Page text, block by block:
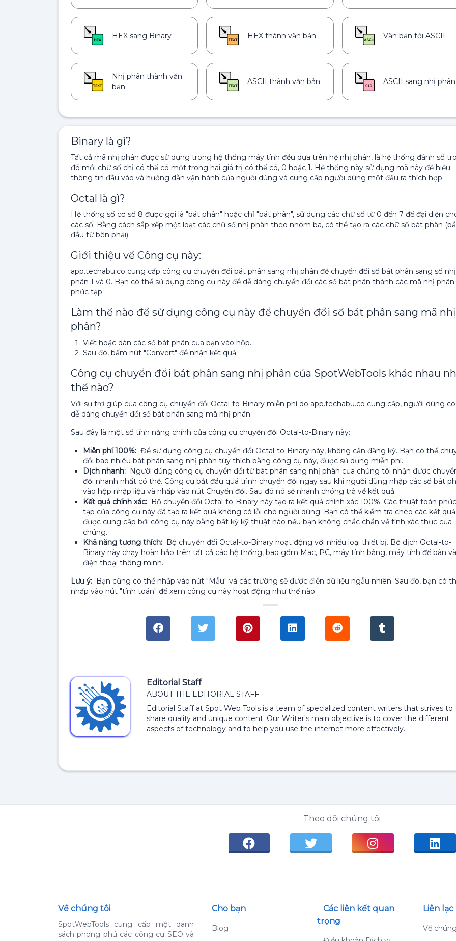
HEX sang Binary HEX thành văn bản Văn bản tới ASCII
Nhị phân thành văn
bản
ASCII thành văn bản ASCII sang nhị phân
Binary là gì?
Tất cả mã nhị phân được sử dụng trong hệ thống máy tính đều dựa trên hệ nhị phân, là hệ thống đánh số
đó mỗi chữ số chỉ có thể có một trong hai giá trị có thể có, 0 hoặc 1. Hệ thống này sử dụng mã này để hiểu
thông tin đầu vào và hướng dẫn vận hành của người dùng và cung cấp người dùng một đầu ra thích hợp.
Octal là gì?
Hệ thống số cơ số 8 được gọi là "bát phân" hoặc chỉ "bát phân", sử dụng các chữ số từ 0 đến 7 để đại diện
các số. Bằng cách sắp xếp một loạt các chữ số nhị phân theo nhóm ba, có thể tạo ra các chữ số bát phân
đầu từ bên phải).
Giới thiệu về Công cụ này:
app.techabu.co cung cấp công cụ chuyển đổi bát phân sang nhị phân để chuyển đổi số bát phân sang số nhị
phân 1 và 0. Bạn có thể sử dụng công cụ này để dễ dàng chuyển đổi các số bát phân thành các mã nhị phân
phức tạp.
Làm thế nào để sử dụng công cụ này để chuyển đổi số bát phân sang mã nhị
phân?
Viết hoặc dán các số bát phân của bạn vào hộp.
Sau đó, bấm nút "Convert" để nhận kết quả.
Công cụ chuyển đổi bát phân sang nhị phân của SpotWebTools khác nhau
thế nào?
Với sự trợ giúp của công cụ chuyển đổi Octal-to-Binary miễn phí do app.techabu.co cung cấp, người dùng
dễ dàng chuyển đổi số bát phân sang mã nhị phân.
Sau đây là một số tính năng chính của công cụ chuyển đổi Octal-to-Binary này:
Miễn phí 100%: Để sử dụng công cụ chuyển đổi Octal-to-Binary này, không cần đăng ký. Bạn có thể
đổi bao nhiêu bát phân sang nhị phân tùy thích bằng công cụ này, được sử dụng miễn phí.
Dịch nhanh: Người dùng công cụ chuyển đổi từ bát phân sang nhị phân của chúng tôi nhận được
đổi nhanh nhất có thể. Công cụ bắt đầu quá trình chuyển đổi ngay sau khi người dùng nhập các số bát
vào hộp nhập liệu và nhấp vào nút Chuyển đổi. Sau đó nó sẽ nhanh chóng trả về kết quả.
Kết quả chính xác: Bộ chuyển đổi Octal-to-Binary này tạo ra kết quả chính xác 100%. Các thuật toán phức
tạp của công cụ này đã tạo ra kết quả không có lỗi cho người dùng. Bạn có thể kiểm tra chéo các kết quả
được cung cấp bởi công cụ này bằng bất kỳ kỹ thuật nào nếu bạn không chắc chắn về tính xác thực của
chúng.
Khả năng tương thích: Bộ chuyển đổi Octal-to-Binary hoạt động với nhiều loại thiết bị. Bộ dịch Octal-to-
Binary này chạy hoàn hảo trên tất cả các hệ thống, bao gồm Mac, PC, máy tính bảng, máy tính để bàn và
điện thoại thông minh.
Lưu ý: Bạn cũng có thể nhấp vào nút "Mẫu" và các trường sẽ được điền dữ liệu ngẫu nhiên. Sau đó, bạn có
nhấp vào nút "tính toán" để xem công cụ này hoạt động như thế nào.
Editorial Staff
ABOUT THE EDITORIAL STAFF
Editorial Staff at Spot Web Tools is a team of specialized content writers that strives to
share quality and unique content. Our Writer's main objective is to cover the different
aspects of technology and to help you use the internet more effectively.
Theo dõi chúng tôi
Về chúng tôi
SpotWebTools cung cấp một danh
sách phong phú các công cụ SEO và
Cho bạn
Blog
Các liên kết quan
trọng
Liên lạc
Về